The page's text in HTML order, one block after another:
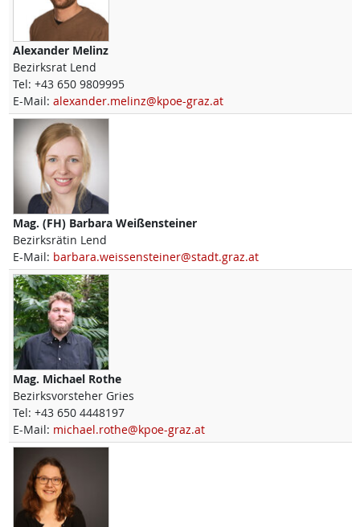
Alexander Melinz
Bezirksrat Lend
Tel: +43 650 9809995
E-Mail: alexander.melinz@kpoe-graz.at
Mag. (FH) Barbara Weißensteiner
Bezirksrätin Lend
E-Mail: barbara.weissensteiner@stadt.graz.at
Mag. Michael Rothe
Bezirksvorsteher Gries
Tel: +43 650 4448197
E-Mail: michael.rothe@kpoe-graz.at